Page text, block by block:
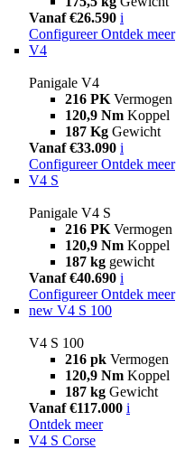
Vanaf €26.590 i
Configureer Ontdek meer
V4
Panigale V4
216 PK Vermogen
120,9 Nm Koppel
187 Kg Gewicht
Vanaf €33.090 i
Configureer Ontdek meer
V4 S
Panigale V4 S
216 PK Vermogen
120,9 Nm Koppel
187 kg gewicht
Vanaf €40.690 i
Configureer Ontdek meer
new V4 S 100
V4 S 100
216 pk Vermogen
120,9 Nm Koppel
187 kg Gewicht
Vanaf €117.000 i
Ontdek meer
V4 S Corse